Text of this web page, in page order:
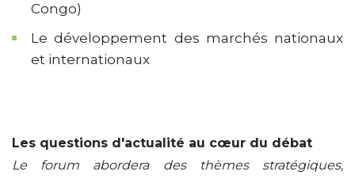
Congo)
Le développement des marchés nationaux
et internationaux
Les questions d'actualité au cœur du débat
Le forum abordera des thèmes stratégiques,